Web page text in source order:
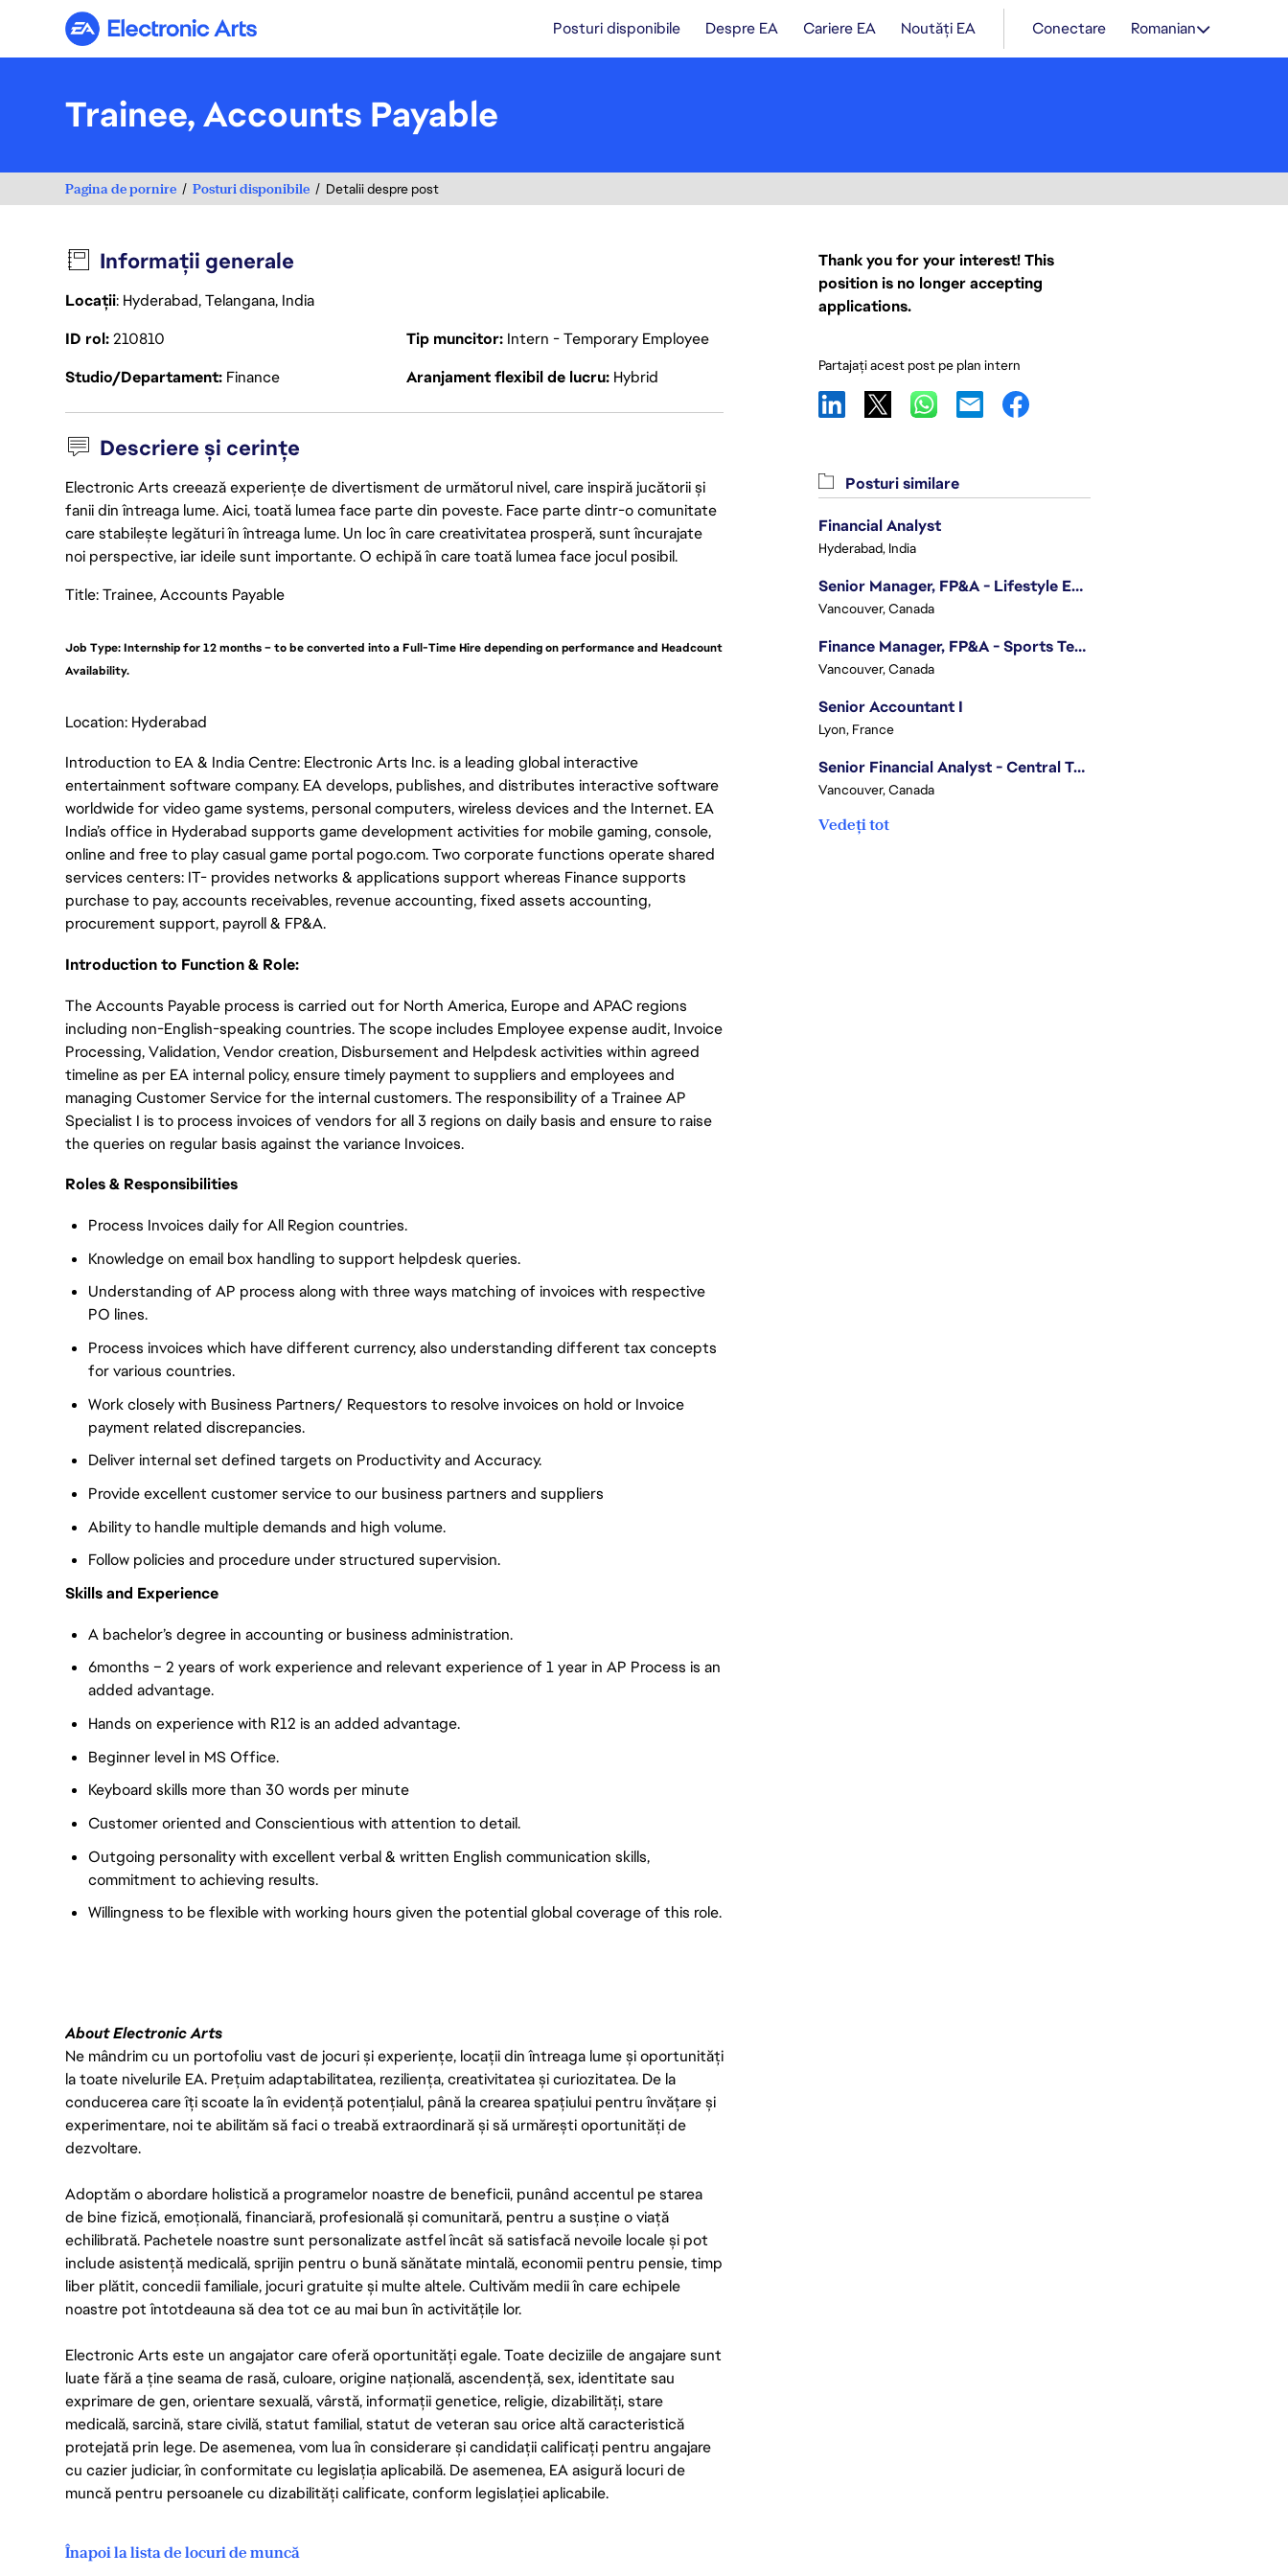
Electronic Arts Posturi disponibile Despre EA Cariere EA Noutăți EA Conectare Romanian
Trainee, Accounts Payable
Pagina de pornire Posturi disponibile Detalii despre post
Informații generale
Locații: Hyderabad, Telangana, India
ID rol210810 Tip muncitor Intern - Temporary Employee
Studio/Departament Finance Aranjament flexibil de lucru Hybrid
Descriere și cerințe
Electronic Arts creează experiențe de divertisment de următorul nivel, care inspiră jucătorii și
fanii din întreaga lume. Aici, toată lumea face parte din poveste. Face parte dintr-o comunitate
care stabilește legături în întreaga lume. Un loc în care creativitatea prosperă, sunt încurajate
noi perspective, iar ideile sunt importante. O echipă în care toată lumea face jocul posibil.
Title: Trainee, Accounts Payable
Job Type: Internship for 12 months – to be converted into a Full-Time Hire depending on performance and Headcount
Availability.
Location: Hyderabad
Introduction to EA & India Centre: Electronic Arts Inc. is a leading global interactive
entertainment software company. EA develops, publishes, and distributes interactive software
worldwide for video game systems, personal computers, wireless devices and the Internet. EA
India’s office in Hyderabad supports game development activities for mobile gaming, console,
online and free to play casual game portal pogo.com. Two corporate functions operate shared
services centers: IT- provides networks & applications support whereas Finance supports
purchase to pay, accounts receivables, revenue accounting, fixed assets accounting,
procurement support, payroll & FP&A.
Introduction to Function & Role:
The Accounts Payable process is carried out for North America, Europe and APAC regions
including non-English-speaking countries. The scope includes Employee expense audit, Invoice
Processing, Validation, Vendor creation, Disbursement and Helpdesk activities within agreed
timeline as per EA internal policy, ensure timely payment to suppliers and employees and
managing Customer Service for the internal customers. The responsibility of a Trainee AP
Specialist I is to process invoices of vendors for all 3 regions on daily basis and ensure to raise
the queries on regular basis against the variance Invoices.
Roles & Responsibilities
Process Invoices daily for All Region countries.
Knowledge on email box handling to support helpdesk queries.
Understanding of AP process along with three ways matching of invoices with respective
PO lines.
Process invoices which have different currency, also understanding different tax concepts
for various countries.
Work closely with Business Partners/ Requestors to resolve invoices on hold or Invoice
payment related discrepancies.
Deliver internal set defined targets on Productivity and Accuracy.
Provide excellent customer service to our business partners and suppliers
Ability to handle multiple demands and high volume.
Follow policies and procedure under structured supervision.
Skills and Experience
A bachelor’s degree in accounting or business administration.
6months – 2 years of work experience and relevant experience of 1 year in AP Process is an
added advantage.
Hands on experience with R12 is an added advantage.
Beginner level in MS Office.
Keyboard skills more than 30 words per minute
Customer oriented and Conscientious with attention to detail.
Outgoing personality with excellent verbal & written English communication skills,
commitment to achieving results.
Willingness to be flexible with working hours given the potential global coverage of this role.
About Electronic Arts
Ne mândrim cu un portofoliu vast de jocuri și experiențe, locații din întreaga lume și oportunități
la toate nivelurile EA. Prețuim adaptabilitatea, reziliența, creativitatea și curiozitatea. De la
conducerea care îți scoate la în evidență potențialul, până la crearea spațiului pentru învățare și
experimentare, noi te abilităm să faci o treabă extraordinară și să urmărești oportunități de
dezvoltare.
Adoptăm o abordare holistică a programelor noastre de beneficii, punând accentul pe starea
de bine fizică, emoțională, financiară, profesională și comunitară, pentru a susține o viață
echilibrată. Pachetele noastre sunt personalizate astfel încât să satisfacă nevoile locale și pot
include asistență medicală, sprijin pentru o bună sănătate mintală, economii pentru pensie, timp
liber plătit, concedii familiale, jocuri gratuite și multe altele. Cultivăm medii în care echipele
noastre pot întotdeauna să dea tot ce au mai bun în activitățile lor.
Electronic Arts este un angajator care oferă oportunități egale. Toate deciziile de angajare sunt
luate fără a ține seama de rasă, culoare, origine națională, ascendență, sex, identitate sau
exprimare de gen, orientare sexuală, vârstă, informații genetice, religie, dizabilități, stare
medicală, sarcină, stare civilă, statut familial, statut de veteran sau orice altă caracteristică
protejată prin lege. De asemenea, vom lua în considerare și candidații calificați pentru angajare
cu cazier judiciar, în conformitate cu legislația aplicabilă. De asemenea, EA asigură locuri de
muncă pentru persoanele cu dizabilități calificate, conform legislației aplicabile.
Înapoi la lista de locuri de muncă
Thank you for your interest! This
position is no longer accepting
applications.
Partajați acest post pe plan intern
Posturi similare
Financial Analyst
Hyderabad, India
Senior Manager, FP&A - Lifestyle Entertainment
Vancouver, Canada
Finance Manager, FP&A - Sports Technology & Tracab
Vancouver, Canada
Senior Accountant I
Lyon, France
Senior Financial Analyst - Central Technology
Vancouver, Canada
Vedeți tot